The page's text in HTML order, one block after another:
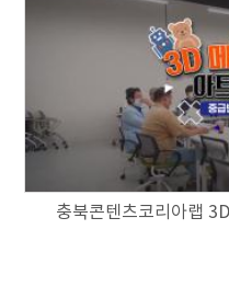
충북콘텐츠코리아랩